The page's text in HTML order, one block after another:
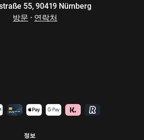
55, 90419 Nürnberg
방문 · 연락처
정보